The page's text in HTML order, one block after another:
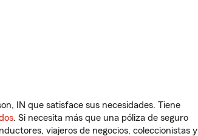
IN que satisface sus necesidades. Tiene
. Si necesita más que una póliza de seguro
viajeros de negocios, coleccionistas y